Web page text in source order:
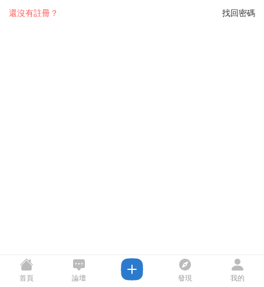
找回密碼
還沒有註冊？
首頁 論壇 發現 我的